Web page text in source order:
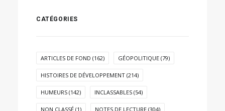
CATÉGORIES
ARTICLES DE FOND (162) GÉOPOLITIQUE (79)
HISTOIRES DE DÉVELOPPEMENT (214)
HUMEURS (142) INCLASSABLES (54)
NON CLASSÉ (1) NOTES DE LECTURE (304)